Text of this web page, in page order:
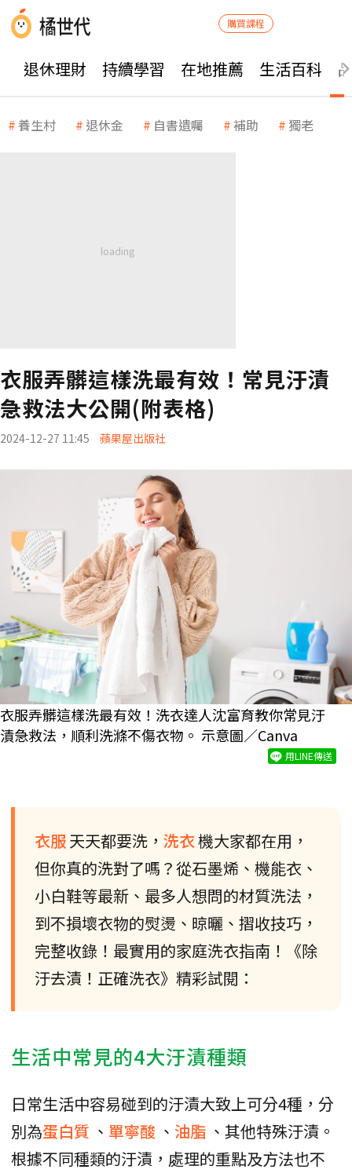
購買課程
退休理財 持續學習 在地推薦 生活百科
養生村 退休金 自書遺囑 補助 獨老
衣服弄髒這樣洗最有效！常見汙漬
急救法大公開(附表格)
2024-12-27 11:45 蘋果屋出版社
衣服弄髒這樣洗最有效！洗衣達人沈富育教你常見汙
漬急救法，順利洗滌不傷衣物。 示意圖／Canva
用LINE傳送
衣服天天都要洗， 洗衣機大家都在用，
但你真的洗對了嗎？從石墨烯、機能衣、
小白鞋等最新、最多人想問的材質洗法，
到不損壞衣物的熨燙、晾曬、摺收技巧，
完整收錄！最實用的家庭洗衣指南！《除
汙去漬！正確洗衣》精彩試閱：
生活中常見的4大汙漬種類
日常生活中容易碰到的汙漬大致上可分4種，分
別為蛋白質 、 單寧酸 、 油脂 、其他特殊汙漬。
根據不同種類的汙漬，處理的重點及方法也不